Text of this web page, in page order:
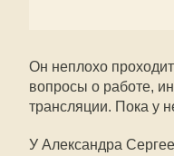
Он неплохо
вопросы о работе,
трансляции. Пока у
У Александра